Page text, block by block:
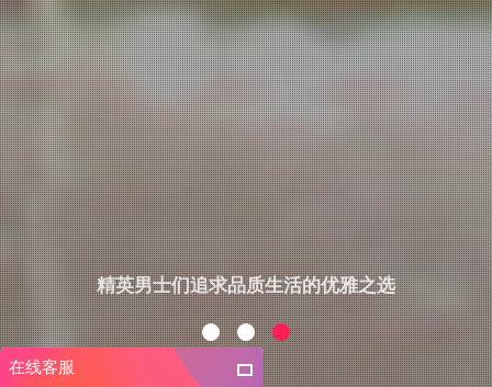
在线客服
精英男士们追求品质生活的优雅之选